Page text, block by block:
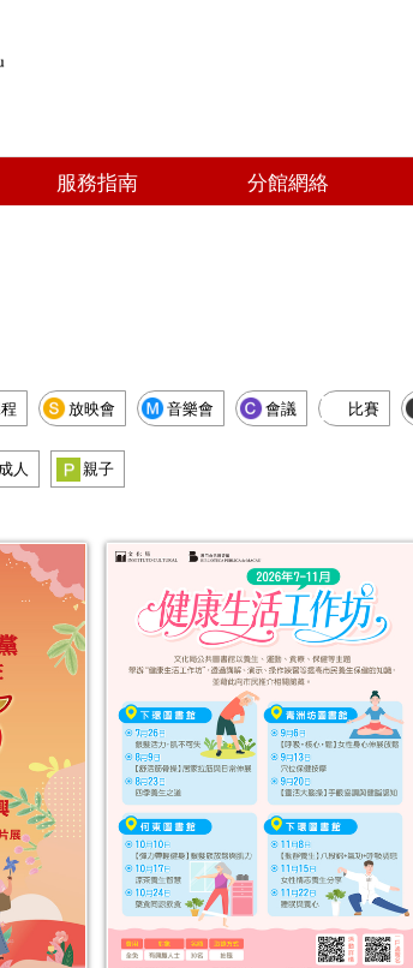
服務指南 分館網絡
放映會 音樂會 會議 比賽
成人 親子